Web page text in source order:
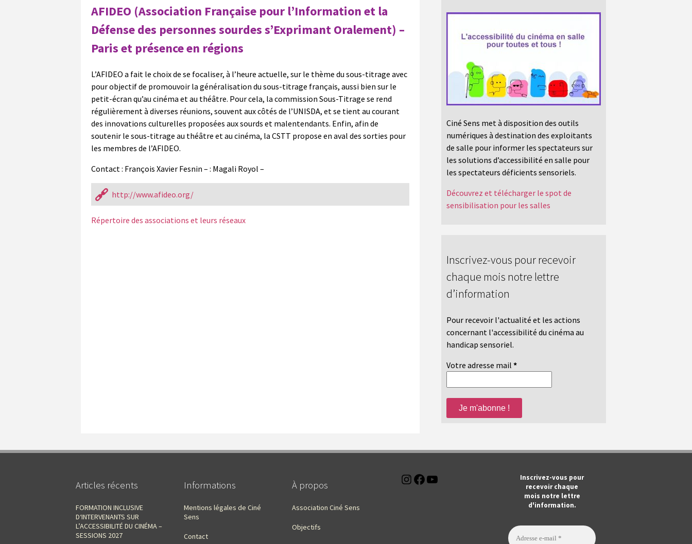
AFIDEO (Association Française pour l’Information et la
Défense des personnes sourdes s’Exprimant Oralement) –
Paris et présence en régions
L’AFIDEO a fait le choix de se focaliser, à l’heure actuelle, sur le thème du sous-titrage avec
pour objectif de promouvoir la généralisation du sous-titrage français, aussi bien sur le
petit-écran qu’au cinéma et au théâtre. Pour cela, la commission Sous-Titrage se rend
régulièrement à diverses réunions, souvent aux côtés de l’UNISDA, et se tient au courant
des innovations culturelles proposées aux sourds et malentendants. Enfin, afin de
soutenir le sous-titrage au théâtre et au cinéma, la CSTT propose en aval des sorties pour
les membres de l’AFIDEO.
Contact : François Xavier Fesnin – : Magali Royol –
http://www.afideo.org/
Répertoire des associations et leurs réseaux
Ciné Sens met à disposition des outils
numériques à destination des exploitants
de salle pour informer les spectateurs sur
les solutions d’accessibilité en salle pour
les spectateurs déficients sensoriels.
Découvrez et télécharger le spot de
sensibilisation pour les salles
Inscrivez-vous pour recevoir
chaque mois notre lettre
d’information
Pour recevoir l'actualité et les actions
concernant l'accessibilité du cinéma au
handicap sensoriel.
Votre adresse mail *
Articles récents
FORMATION INCLUSIVE
D‘INTERVENANTS SUR
L’ACCESSIBILITÉ DU CINÉMA –
SESSIONS 2027
Informations
Mentions légales de Ciné
Sens
Contact
À propos
Association Ciné Sens
Objectifs
Instagram
Facebook
Inscrivez-vous pour
recevoir chaque
mois notre lettre
d'information.